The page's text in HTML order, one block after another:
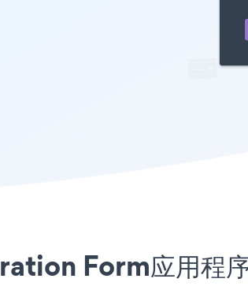
Form应用程